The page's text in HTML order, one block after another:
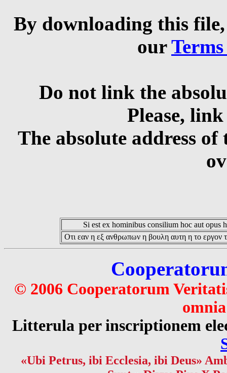
By downloading this
our
Do not link the
Please,
The absolute address
Si est ex hominibus consilium hoc aut opus
Οτι εαν η εξ ανθρωπων η βουλη αυτη η το εργον
© 2006 Cooperatorum
Litterula per inscriptionem
«Ubi Petrus, ibi Ecclesia, ibi Deus»